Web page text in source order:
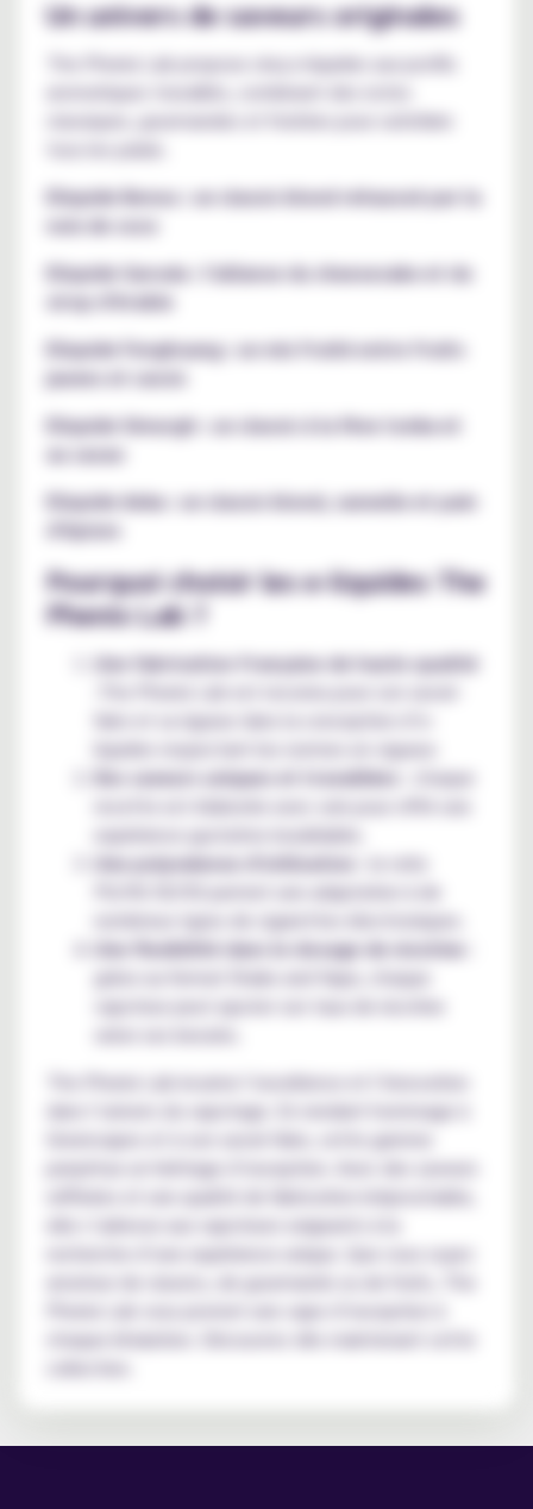
Un univers de saveurs originales
The Phenix Lab propose cinq e-liquides aux profils
classiques, gourmandes et fruitées pour satisfaire
Eliquide Benou : un classic blond rehaussé par la
Eliquide Garuda : l'alliance du cheesecake et du
sirop d’érable
Eliquide Fenghuang : un mix fruité entre fruits
jaunes et cassis
Eliquide Simurgh : un classic à la fève tonka et
au cacao
Eliquide Anka : un classic blond, cannelle et pain
Pourquoi choisir les e-liquides The
Phenix Lab ?
Une fabrication française de haute qualité
faire et sa rigueur dans la conception d’e-
liquides respectant les normes en vigueur.
Des saveurs uniques et travaillées
: chaque
Une polyvalence d’utilisation
nombreux types de cigarettes électroniques.
Une flexibilité dans le dosage de nicotine
dans l’univers du vapotage. En rendant hommage à
perpétue un héritage d’exception. Avec des saveurs
elle s’adresse aux vapoteurs exigeants à la
recherche d’une expérience unique. Que vous soyez